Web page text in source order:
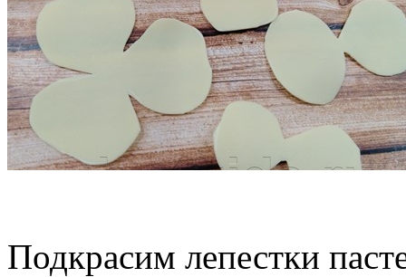
Подкрасим лепестки